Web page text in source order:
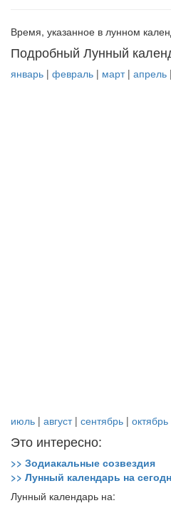
Время, указанное в лунном
Подробный Лунный
январь | февраль | март| апрель |
июль | август| сентябрь | октябрь
Это интересно:
>> Зодиакальные созвездия
>> Лунный календарь на
Лунный календарь на: